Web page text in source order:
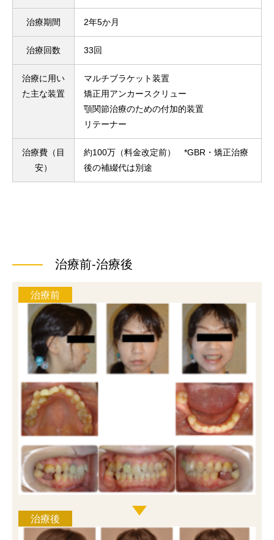
治療期間 2年5か月
治療回数 33回
治療に用い
た主な装置
マルチブラケット装置
矯正用アンカースクリュー
顎関節治療のための付加的装置
リテーナー
治療費（目
安）
約100万（料金改定前） *GBR・矯正治療
後の補綴代は別途
治療前-治療後